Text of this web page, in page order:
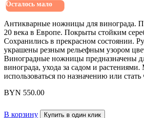
Осталось мало
Антикварные ножницы для винограда.
20 века в Европе. Покрыты стойким
Сохранились в прекрасном состоянии.
украшены резным рельефным узором
Виноградные ножницы предназначены
винограда, ухода за садом и растениями.
использоваться по назначению или
BYN 550.00
В корзину Купить в один клик